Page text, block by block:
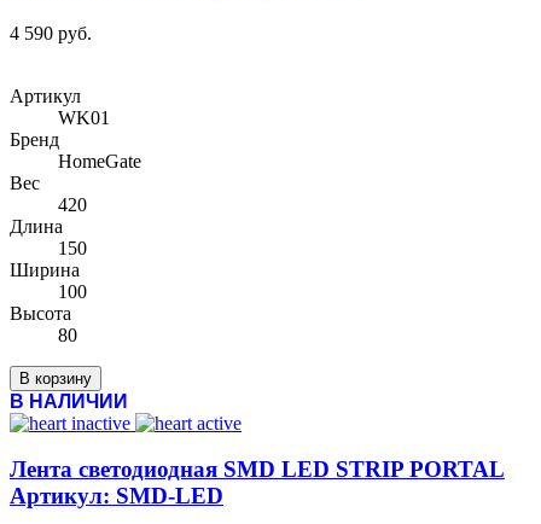
4 590 руб.
Артикул
WK01
Бренд
HomeGate
Вес
420
Длина
150
Ширина
100
Высота
80
В корзину
В НАЛИЧИИ
Лента светодиодная SMD LED STRIP PORTAL
Артикул: SMD-LED